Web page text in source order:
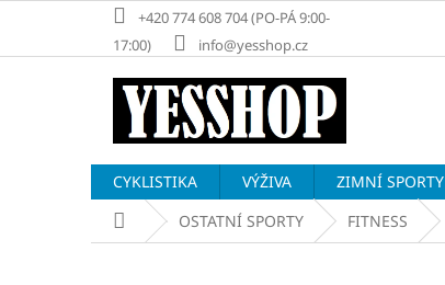
obsah
+420 774 608 704 (PO-PÁ 9:00-
17:00)
info@yesshop.cz
CYKLISTIKA VÝŽIVA ZIMNÍ SPORTY
Domů OSTATNÍ SPORTY FITNESS